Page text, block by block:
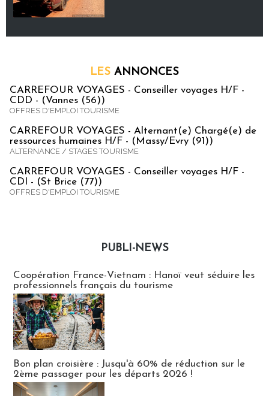
LES ANNONCES
CARREFOUR VOYAGES - Conseiller voyages H/F -
CDD - (Vannes (56))
OFFRES D'EMPLOI TOURISME
CARREFOUR VOYAGES - Alternant(e) Chargé(e) de
ressources humaines H/F - (Massy/Evry (91))
ALTERNANCE / STAGES TOURISME
CARREFOUR VOYAGES - Conseiller voyages H/F -
CDI - (St Brice (77))
OFFRES D'EMPLOI TOURISME
PUBLI-NEWS
Coopération France-Vietnam : Hanoï veut séduire les
professionnels français du tourisme
Bon plan croisière : Jusqu'à 60% de réduction sur le
2ème passager pour les départs 2026 !